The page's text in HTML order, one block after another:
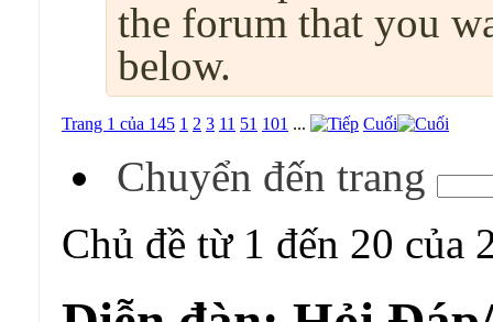
the forum that you
below.
Trang 1 của 145 1 2 3 11 51 101 ... Cuối
Chuyển đến trang
Chủ đề từ 1 đến 20 của